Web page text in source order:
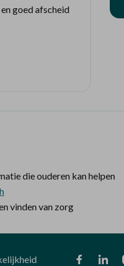
goed afscheid
die ouderen kan helpen
vinden van zorg